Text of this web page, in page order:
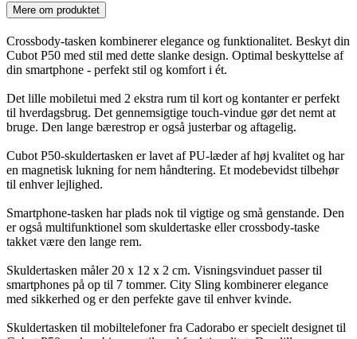
Mere om produktet
Crossbody-tasken kombinerer elegance og funktionalitet. Beskyt din
Cubot P50 med stil med dette slanke design. Optimal beskyttelse af
din smartphone - perfekt stil og komfort i ét.
Det lille mobiletui med 2 ekstra rum til kort og kontanter er perfekt
til hverdagsbrug. Det gennemsigtige touch-vindue gør det nemt at
bruge. Den lange bærestrop er også justerbar og aftagelig.
Cubot P50-skuldertasken er lavet af PU-læder af høj kvalitet og har
en magnetisk lukning for nem håndtering. Et modebevidst tilbehør
til enhver lejlighed.
Smartphone-tasken har plads nok til vigtige og små genstande. Den
er også multifunktionel som skuldertaske eller crossbody-taske
takket være den lange rem.
Skuldertasken måler 20 x 12 x 2 cm. Visningsvinduet passer til
smartphones på op til 7 tommer. City Sling kombinerer elegance
med sikkerhed og er den perfekte gave til enhver kvinde.
Skuldertasken til mobiltelefoner fra Cadorabo er specielt designet til